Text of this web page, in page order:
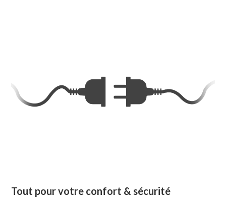
Tout pour votre confort & sécurité